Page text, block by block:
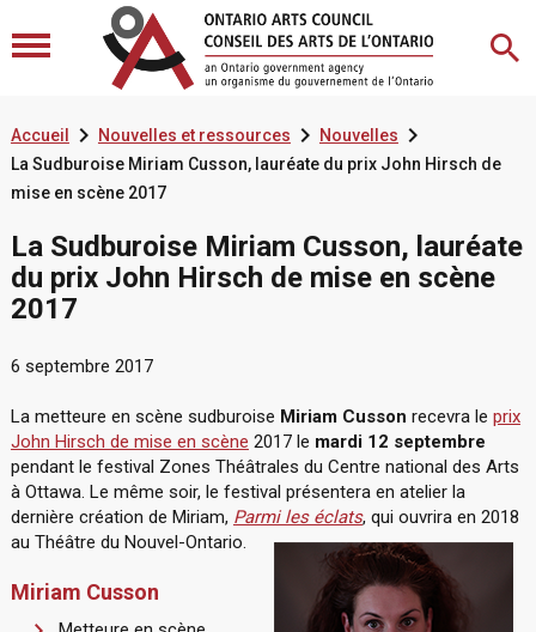
Accueil  Nouvelles et ressources Nouvelles
La Sudburoise Miriam Cusson, lauréate du prix John Hirsch de
mise en scène 2017
La Sudburoise Miriam Cusson, lauréate
du prix John Hirsch de mise en scène
2017
6 septembre 2017
La metteure en scène sudburoise Miriam Cusson recevra le prix
John Hirsch de mise en scène 2017 le mardi 12 septembre
pendant le festival Zones Théâtrales du Centre national des Arts
à Ottawa. Le même soir, le festival présentera en atelier la
dernière création de Miriam, Parmi les éclats, qui ouvrira en 2018
au Théâtre du Nouvel-Ontario.
Miriam Cusson